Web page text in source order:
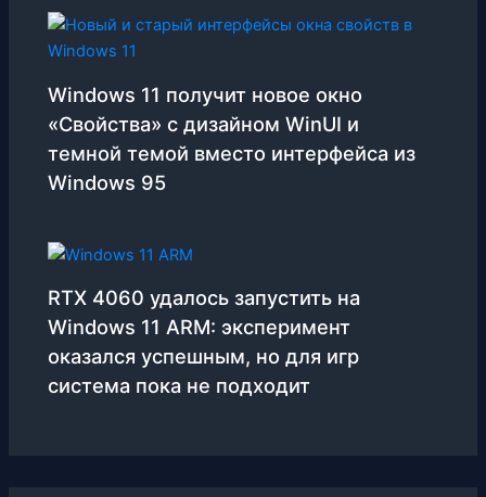
Windows 11 получит новое окно
«Свойства» с дизайном WinUI и
темной темой вместо интерфейса из
Windows 95
RTX 4060 удалось запустить на
Windows 11 ARM: эксперимент
оказался успешным, но для игр
система пока не подходит